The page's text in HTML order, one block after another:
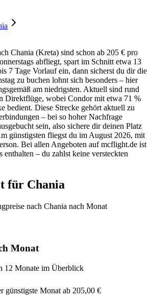
Chania (Kreta) sind schon ab 205 € pro
abfliegt, spart im Schnitt etwa 13
7 Tage Vorlauf ein, dann sicherst du dir die
zu buchen lohnt sich besonders – hier
am niedrigsten. Aktuell sind rund
Direktflüge, wobei Condor mit etwa 71 %
bedient. Diese Strecke gehört aktuell zu
– bei so hoher Nachfrage
sein, also sichere dir deinen Platz
günstigsten fliegst du im August 2026, mit
Bei allen Angeboten auf mcflight.de ist
enthalten – du zahlst keine versteckten
für Chania
nach Chania nach Monat
Monat
12 Monate im Überblick
günstigste Monat ab 205,00 €